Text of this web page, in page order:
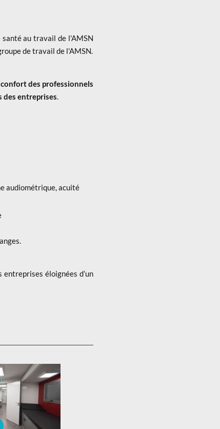
au travail de l'AMSN
de travail de l'AMSN.
des professionnels
des entreprises.
audiométrique, acuité
éloignées d’un